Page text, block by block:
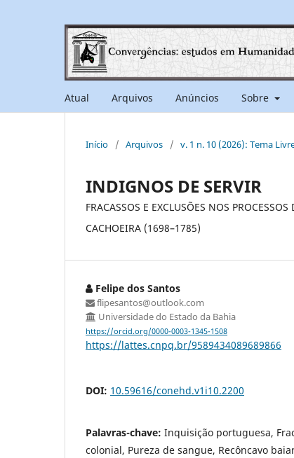
Atual Arquivos Anúncios Sobre
Início / Arquivos / v. 1 n. 10 (2026): Tema
INDIGNOS DE SERVIR
FRACASSOS E EXCLUSÕES NOS
CACHOEIRA (1698–1785)
Felipe dos Santos
flipesantos@outlook.com
Universidade do Estado da Bahia
https://orcid.org/0000-0003-1345-1508
https://lattes.cnpq.br/9589434089689866
DOI: 10.59616/conehd.v1i10.2200
Palavras-chave: Inquisição portuguesa,
colonial, Pureza de sangue, Recôncavo